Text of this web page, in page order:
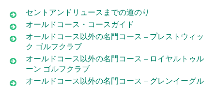
セントアンドリュースまでの道のり
オールドコース・コースガイド
オールドコース以外の名門コース – プレストウィッ
ク ゴルフクラブ
オールドコース以外の名門コース – ロイヤルトゥル
ーン ゴルフクラブ
オールドコース以外の名門コース – グレンイーグル